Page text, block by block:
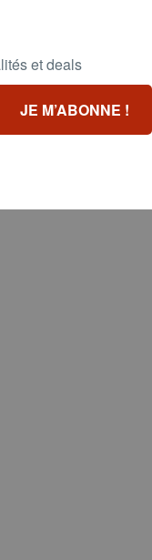
et deals